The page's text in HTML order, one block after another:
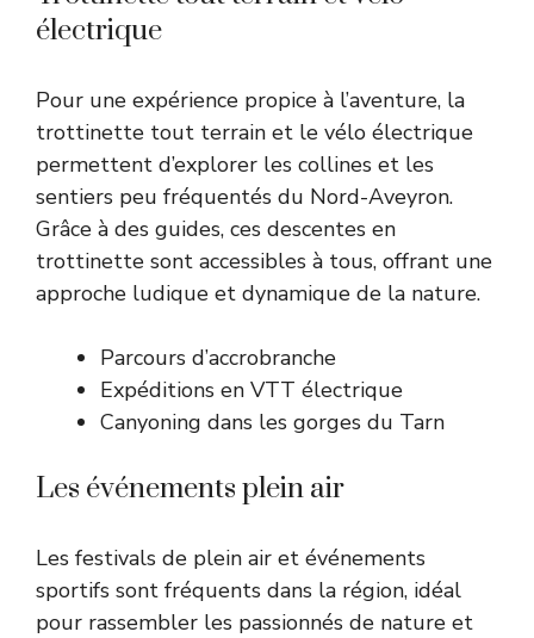
électrique
Pour une expérience propice à l’aventure, la
trottinette tout terrain et le vélo électrique
permettent d’explorer les collines et les
sentiers peu fréquentés du Nord-Aveyron.
Grâce à des guides, ces descentes en
trottinette sont accessibles à tous, offrant une
approche ludique et dynamique de la nature.
Parcours d’accrobranche
Expéditions en VTT électrique
Canyoning dans les gorges du Tarn
Les événements plein air
Les festivals de plein air et événements
sportifs sont fréquents dans la région, idéal
pour rassembler les passionnés de nature et